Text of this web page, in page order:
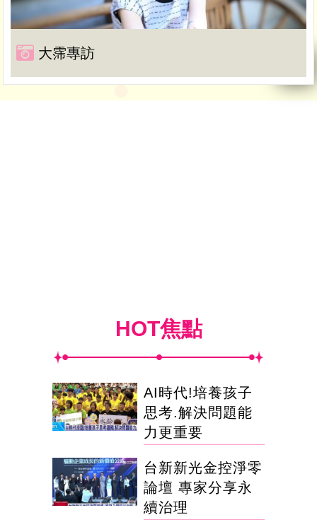
大霈專訪
HOT焦點
AI時代!培養孩子
思考.解決問題能
力更重要
台新新光金控淨零
論壇 專家分享永
續治理